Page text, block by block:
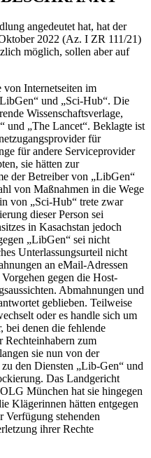
angedeutet hat, hat der
2022 (Az. I ZR 111/21)
möglich, sollen aber auf
von Internetseiten im
und „Sci-Hub“. Die
Wissenschaftsverlage,
und „The Lancet“. Beklagte ist
für
für andere Serviceprovider
sie hätten zur
der Betreiber von „LibGen“
von Maßnahmen in die Wege
von „Sci-Hub“ trete zwar
dieser Person sei
in Kasachstan jedoch
„LibGen“ sei nicht
Unterlassungsurteil nicht
an eMail-Adressen
gegen die Host-
Abmahnungen und
geblieben. Teilweise
oder es handle sich um
bei denen die fehlende
Rechteinhabern zum
sie nun von der
den Diensten „Lib-Gen“ und
Das Landgericht
München hat sie hingegen
Klägerinnen hätten entgegen
stehenden
ihrer Rechte